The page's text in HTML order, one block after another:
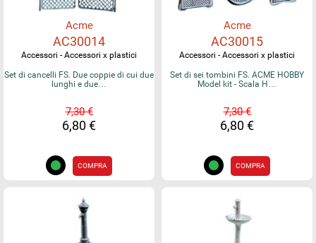
Acme
AC30014
Accessori - Accessori x plastici
Set di cancelli FS. Due coppie di cui due
lunghi e due…
7,30 €
6,80 €
COMPRA
Acme
AC30015
Accessori - Accessori x plastici
Set di sei tombini FS. ACME HOBBY
Model kit - Scala H…
7,30 €
6,80 €
COMPRA